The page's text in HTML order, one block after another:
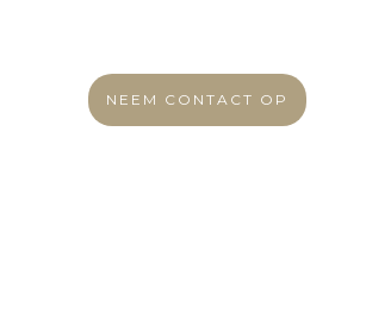
NEEM CONTACT OP